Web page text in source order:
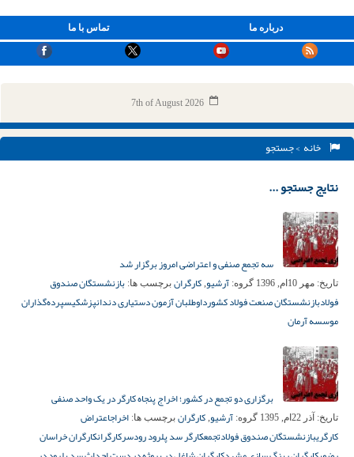
تماس با ما درباره ما
7th of August 2026
خانه > جستجو
نتایج جستجو ...
سه تجمع صنفی و اعتراضی امروز برگزار شد
تاریخ: مهر 10ام, 1396 گروه: آرشیو, کارگران برچسب ها: بازنشستگان صندوق
فولادبازنشستگان صنعت فولاد کشورداوطلبان آزمون دستیاری دندانپزشکیسپرده‌گذاران
موسسه آرمان
برگزاری دو تجمع در کشور؛ اخراج پنجاه کارگر در یک واحد صنفی
تاریخ: آذر 22ام, 1395 گروه: آرشیو, کارگران برچسب ها: اخراجاعتراض
کارگریبازنشستگان صندوق فولادتجمعکارگر سد پلرود رودسرکارگرانکارگران خراسان